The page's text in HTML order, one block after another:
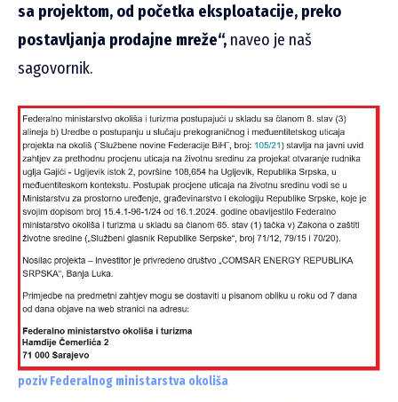
sa projektom, od početka eksploatacije, preko
postavljanja prodajne mreže“, naveo je naš
sagovornik.
poziv Federalnog ministarstva okoliša